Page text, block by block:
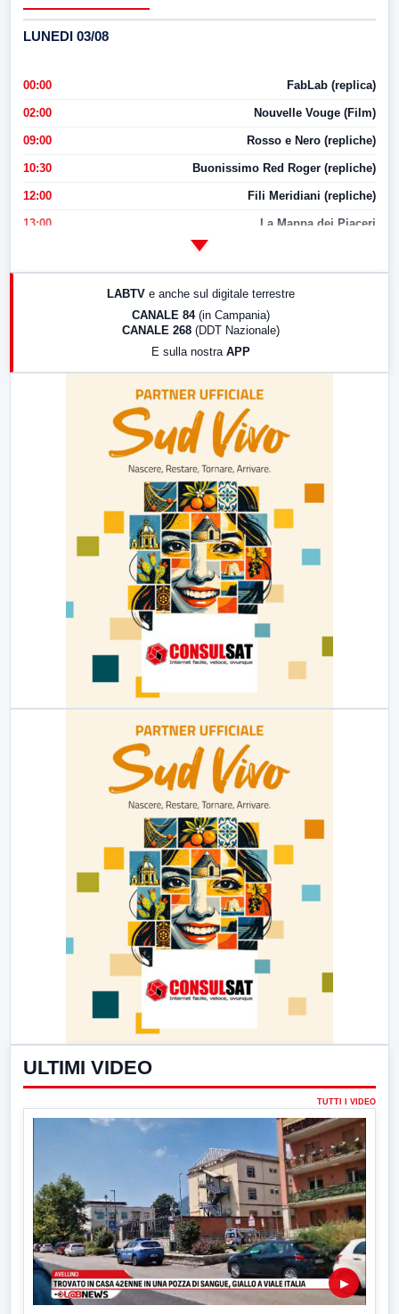
LUNEDI 03/08
00:00 FabLab (replica)
02:00 Nouvelle Vouge (Film)
09:00 Rosso e Nero (repliche)
10:30 Buonissimo Red Roger (repliche)
12:00 Fili Meridiani (repliche)
13:00 La Mappa dei Piaceri
LABTV e anche sul digitale terrestre
CANALE 84 (in Campania)
CANALE 268 (DDT Nazionale)
E sulla nostra APP
ULTIMI VIDEO
TUTTI I VIDEO
▶